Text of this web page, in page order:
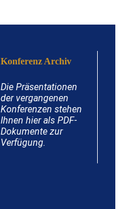
Konferenz Archiv
Die Präsentationen
der vergangenen
Konferenzen stehen
Ihnen hier als PDF-
Dokumente zur
Verfügung.